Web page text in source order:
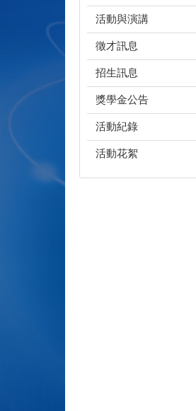
活動與演講
徵才訊息
招生訊息
獎學金公告
活動紀錄
活動花絮